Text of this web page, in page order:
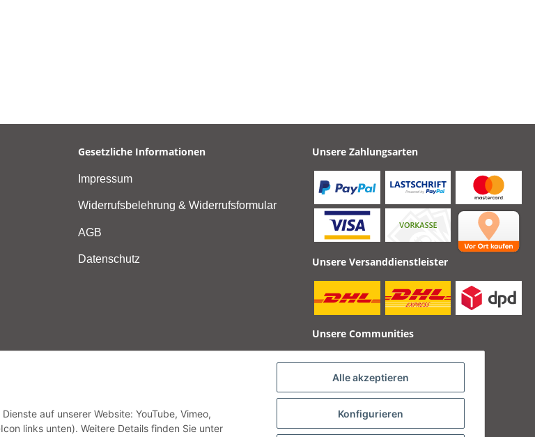
Gesetzliche Informationen
Impressum
Widerrufsbelehrung & Widerrufsformular
AGB
Datenschutz
Unsere Zahlungsarten
Unsere Versanddienstleister
Unsere Communities
Vertrag widerrufen
auf unserer Website: YouTube, Vimeo,
links unten). Weitere Details finden Sie unter
Alle akzeptieren
Konfigurieren